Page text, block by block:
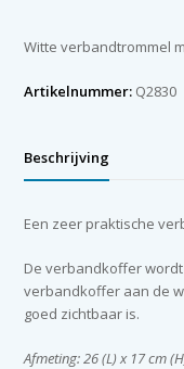
(leeg)
Witte verbandtrommel
Artikelnummer: Q2830
Beschrijving
Een zeer praktische
De verbandkoffer
verbandkoffer aan de
goed zichtbaar is.
Afmeting: 26 (L) x 17 cm